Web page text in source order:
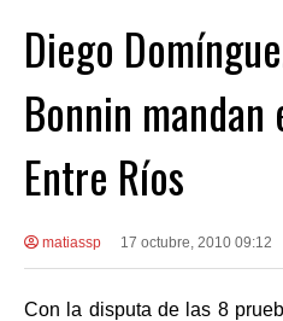
Diego
Bonnin
Entre Ríos
matiassp 17 octubre, 2010 09:12
Con la disputa de las 8